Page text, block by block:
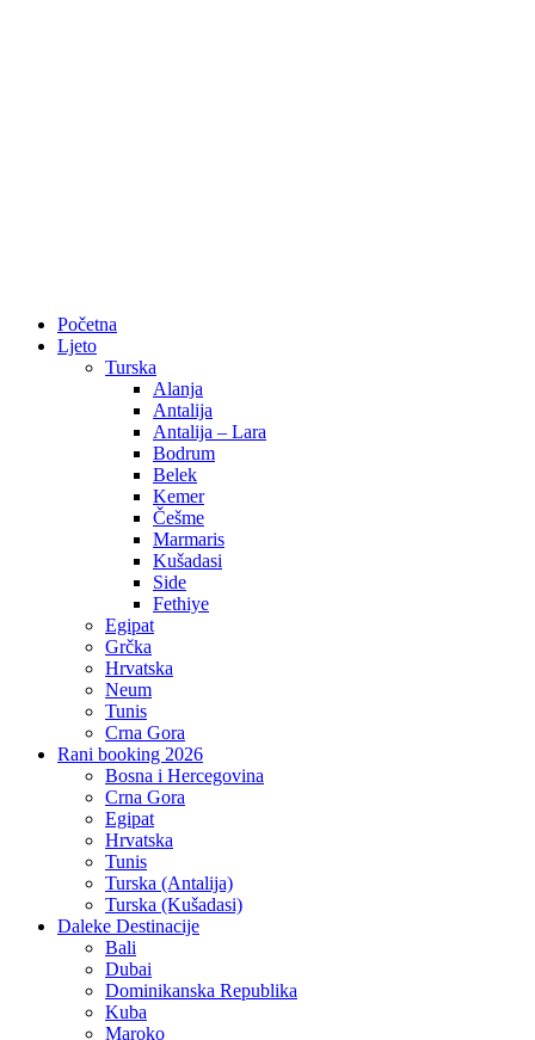
Početna
Ljeto
Turska
Alanja
Antalija
Antalija – Lara
Bodrum
Belek
Kemer
Češme
Marmaris
Kušadasi
Side
Fethiye
Egipat
Grčka
Hrvatska
Neum
Tunis
Crna Gora
Rani booking 2026
Bosna i Hercegovina
Crna Gora
Egipat
Hrvatska
Tunis
Turska (Antalija)
Turska (Kušadasi)
Daleke Destinacije
Bali
Dubai
Dominikanska Republika
Kuba
Maroko